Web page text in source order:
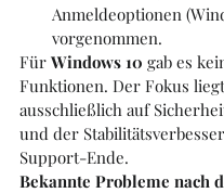
Anmeldeoptionen
vorgenommen.
Für Windows 10 gab es
Funktionen. Der Fokus
ausschließlich auf
und der
Support-Ende.
Bekannte Probleme nach